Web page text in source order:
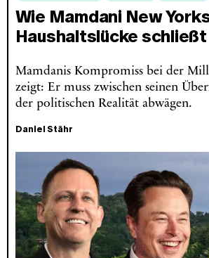
Wie Mamdani New
Haushaltslücke schließt
Mamdanis Kompromiss bei der
zeigt: Er muss zwischen seinen
der politischen Realität abwägen.
Daniel Stähr